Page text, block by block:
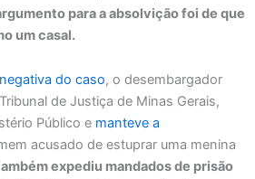
para a absolvição foi de que
um casal.
do caso, o desembargador
de Justiça de Minas Gerais,
Público e manteve a
acusado de estuprar uma menina
expediu mandados de prisão